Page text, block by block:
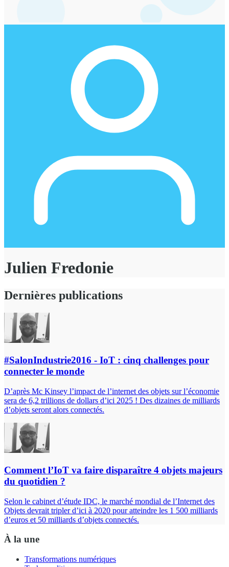
Julien Fredonie
Dernières publications
#SalonIndustrie2016 - IoT : cinq challenges pour
connecter le monde
D’après Mc Kinsey l’impact de l’internet des objets sur l’économie
sera de 6,2 trillions de dollars d’ici 2025 ! Des dizaines de milliards
d’objets seront alors connectés.
Comment l’IoT va faire disparaître 4 objets majeurs
du quotidien ?
Selon le cabinet d’étude IDC, le marché mondial de l’Internet des
Objets devrait tripler d’ici à 2020 pour atteindre les 1 500 milliards
d’euros et 50 milliards d’objets connectés.
À la une
Transformations numériques